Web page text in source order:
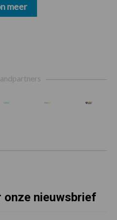
meer
onze nieuwsbrief